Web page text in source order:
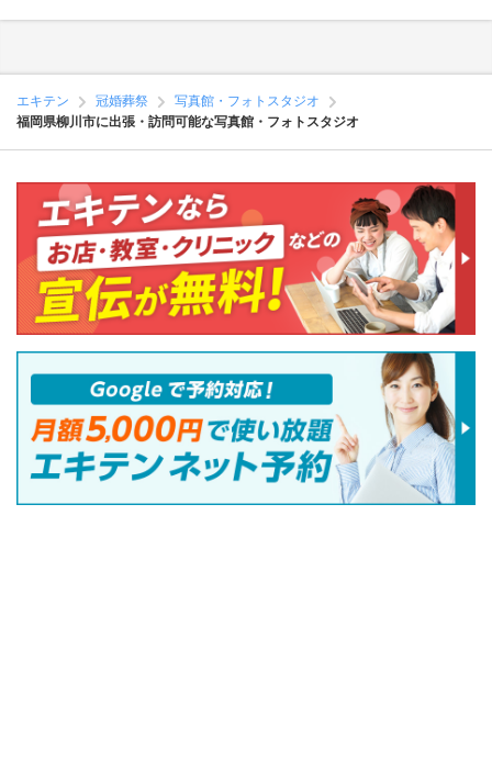
エキテン 冠婚葬祭
写真館・フォトスタジオ
福岡県柳川市に出張・訪問可能な写真館・フォトスタジオ